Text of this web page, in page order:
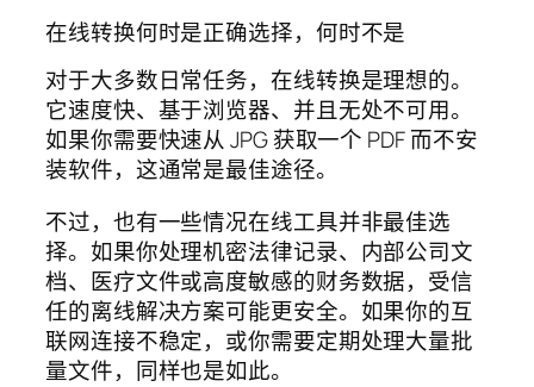
在线转换何时是正确选择，何时不是
对于大多数日常任务，在线转换是理想的。
它速度快、基于浏览器、并且无处不可用。
如果你需要快速从 JPG 获取一个 PDF 而不安
装软件，这通常是最佳途径。
不过，也有一些情况在线工具并非最佳选
择。如果你处理机密法律记录、内部公司文
档、医疗文件或高度敏感的财务数据，受信
任的离线解决方案可能更安全。如果你的互
联网连接不稳定，或你需要定期处理大量批
量文件，同样也是如此。